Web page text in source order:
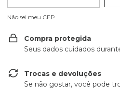
Não sei meu CEP
Compra protegida
Seus dados cuidados
Trocas e devoluções
Se não gostar, você pode